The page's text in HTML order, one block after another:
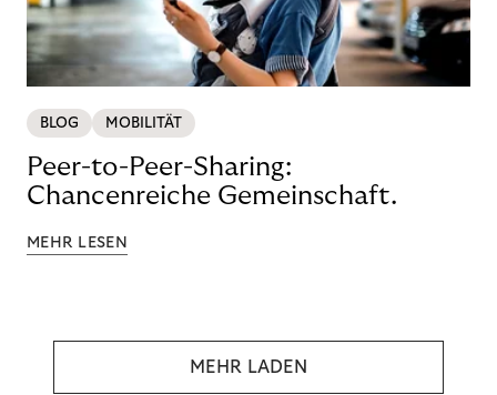
BLOG MOBILITÄT
Peer-to-Peer-Sharing:
Chancenreiche Gemeinschaft.
MEHR LESEN
MEHR LADEN